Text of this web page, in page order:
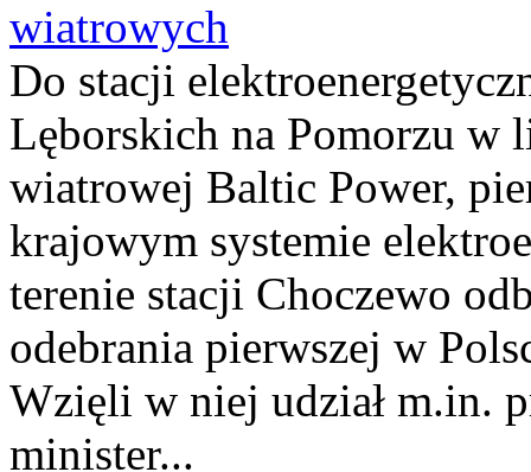
wiatrowych
Do stacji
Lęborskich na Pomorzu w
wiatrowej Baltic Power,
krajowym systemie
terenie stacji Choczewo
odebrania pierwszej w
Wzięli w niej udział m.in.
minister...